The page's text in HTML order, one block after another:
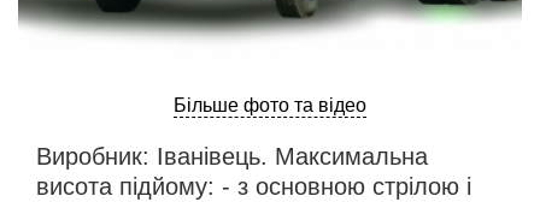
Більше фото та відео
Виробник: Іванівець. Максимальна
висота підйому: - з основною стрілою і